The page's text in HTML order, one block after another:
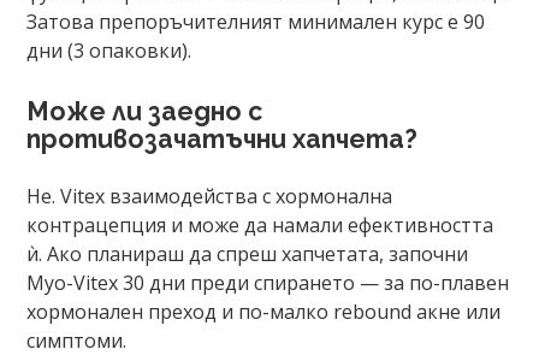
Затова препоръчителният минимален курс е 90
дни (3 опаковки).
Може ли заедно с
противозачатъчни хапчета?
Не. Vitex взаимодейства с хормонална
контрацепция и може да намали ефективността
ѝ. Ако планираш да спреш хапчетата, започни
Myo-Vitex 30 дни преди спирането — за по-плавен
хормонален преход и по-малко rebound акне или
симптоми.